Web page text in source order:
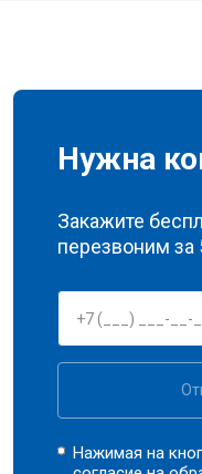
Нужна
Закажите
перезвоним за
Нажимая на